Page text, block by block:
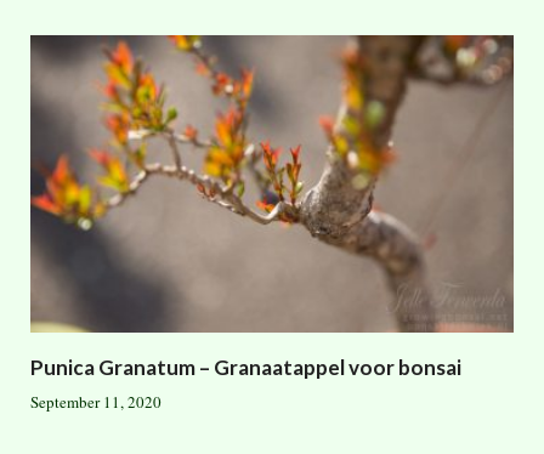
Punica Granatum – Granaatappel voor bonsai
September 11, 2020